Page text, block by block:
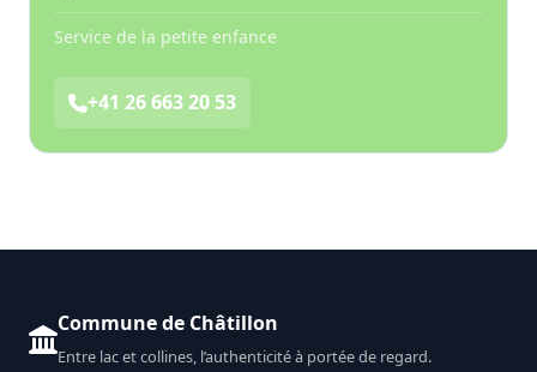
Service de la petite enfance
+41 26 663 20 53
Commune de Châtillon
Entre lac et collines, l’authenticité à portée de regard.